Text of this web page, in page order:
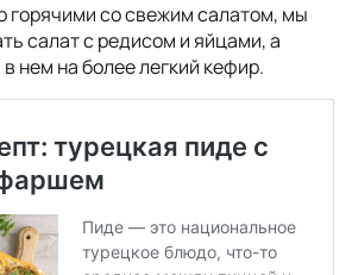
горячими со свежим салатом, мы
салат с редисом и яйцами, а
нем на более легкий кефир.